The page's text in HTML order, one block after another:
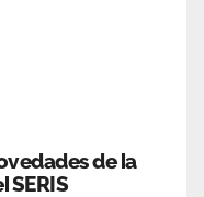
de la
SERIS